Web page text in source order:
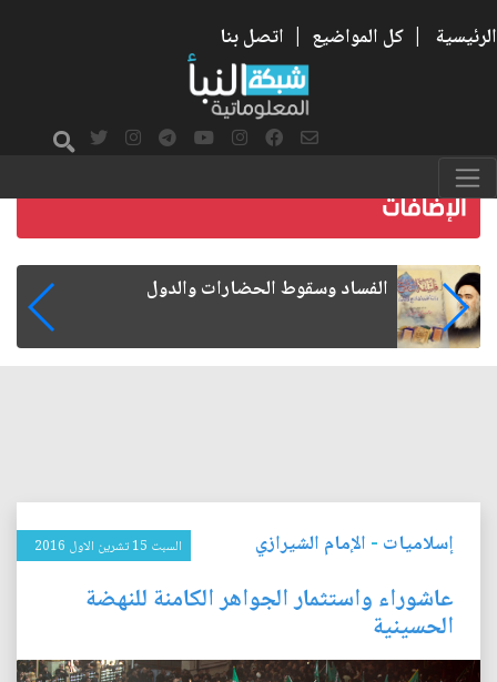
الرئيسية | كل المواضيع | اتصل بنا
رواتب الموظفين على صفيح ساخن
إسلاميات - الإمام الشيرازي السبت 15 تشرين الاول 2016
عاشوراء واستثمار الجواهر الكامنة للنهضة
الحسينية